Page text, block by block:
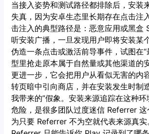
当接入姿势和测试路径都排除后，安装
失真，因为安卓生态里长期存在点击注
击注入的典型路径是：恶意应用或黑盒
听安装广播，一旦发现用户即将安装某
伪造一条点击或激活前导事件，试图在“
型里抢走原本属于自然量或其他渠道的
更进一步，它会把用户从看似无害的内
转页暗中引向商店，并在安装发生时制
我带来的”假象。安装来源追踪在这种
危险，是很多团队过度迷信 Referrer 这
为只要 Referrer 不为空就代表来源真实